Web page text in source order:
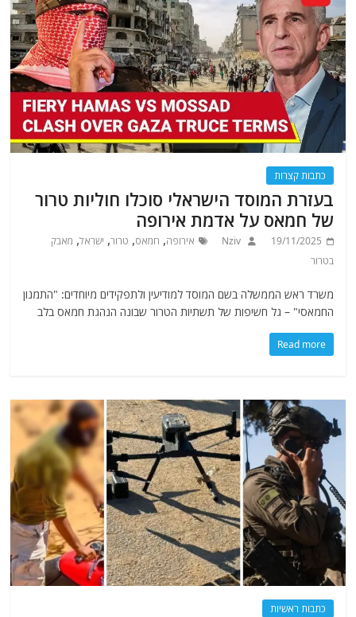
כתבות קצרות
בעזרת המוסד הישראלי סוכלו חוליות טרור
של חמאס על אדמת אירופה
19/11/2025
Nziv אירופה, חמאס, טרור, ישראל, מאבק
בטרור
משרד ראש הממשלה בשם המוסד למודיעין ולתפקידים מיוחדים: "התמנון
החמאסי" – גל חשיפות של תשתיות הטרור שבונה הנהגת חמאס בלב
Read more
כתבות ראשיות